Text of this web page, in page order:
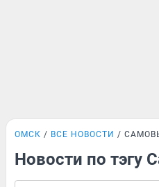
ОМСК ВСЕ НОВОСТИ
Новости по